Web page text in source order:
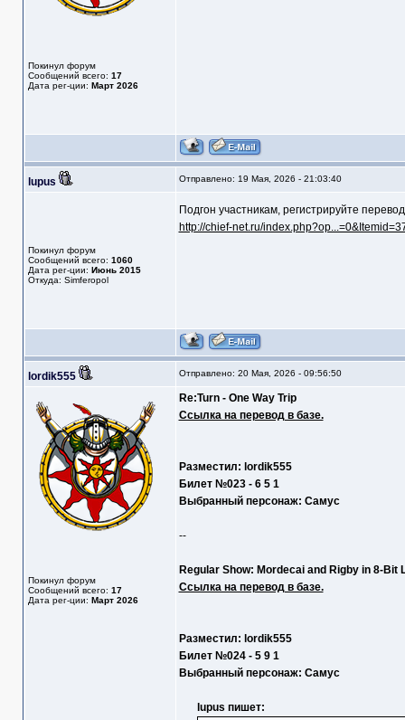
Покинул форум
Сообщений всего: 17
Дата рег-ции: Март 2026
lupus Отправлено: 19 Мая, 2026 - 21:03:40
Покинул форум
Сообщений всего: 1060
Дата рег-ции: Июнь 2015
Откуда: Simferopol
Подгон участникам, регистрируйте
http://chief-net.ru/
lordik555 Отправлено: 20 Мая, 2026 - 09:56:50
Покинул форум
Сообщений всего: 17
Дата рег-ции: Март 2026
Re:Turn - One Way Trip
Ссылка на перевод в базе.
Разместил: lordik555
Билет №023 - 6 5 1
Выбранный персонаж: Самус
--
Regular Show: Mordecai and Rigby in 8-Bit
Ссылка на перевод в базе.
Разместил: lordik555
Билет №024 - 5 9 1
Выбранный персонаж: Самус
lupus пишет: